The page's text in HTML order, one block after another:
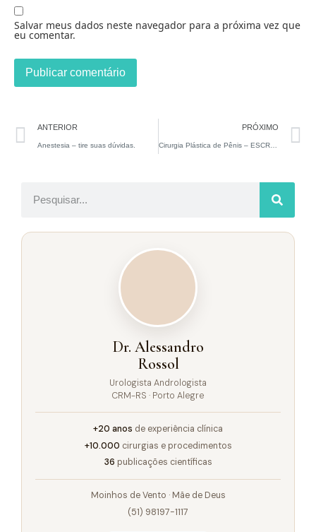
Salvar meus dados neste navegador para a próxima vez que
eu comentar.
ANTERIOR
Anestesia – tire suas dúvidas.
PRÓXIMO
Cirurgia Plástica de Pênis – ESCROTOPLASTIA
Dr. Alessandro
Rossol
Urologista Andrologista
CRM-RS · Porto Alegre
+20 anos de experiência clínica
+10.000 cirurgias e procedimentos
36 publicações científicas
Moinhos de Vento · Mãe de Deus
(51) 98197-1117